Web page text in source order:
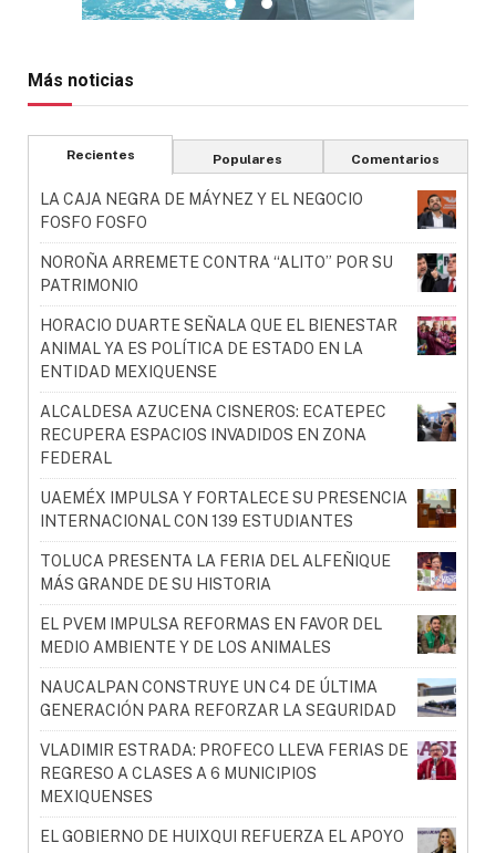
Más noticias
Recientes Populares Comentarios
LA CAJA NEGRA DE MÁYNEZ Y EL NEGOCIO
FOSFO FOSFO
NOROÑA ARREMETE CONTRA “ALITO” POR SU
PATRIMONIO
HORACIO DUARTE SEÑALA QUE EL BIENESTAR
ANIMAL YA ES POLÍTICA DE ESTADO EN LA
ENTIDAD MEXIQUENSE
ALCALDESA AZUCENA CISNEROS: ECATEPEC
RECUPERA ESPACIOS INVADIDOS EN ZONA
FEDERAL
UAEMÉX IMPULSA Y FORTALECE SU PRESENCIA
INTERNACIONAL CON 139 ESTUDIANTES
TOLUCA PRESENTA LA FERIA DEL ALFEÑIQUE
MÁS GRANDE DE SU HISTORIA
EL PVEM IMPULSA REFORMAS EN FAVOR DEL
MEDIO AMBIENTE Y DE LOS ANIMALES
NAUCALPAN CONSTRUYE UN C4 DE ÚLTIMA
GENERACIÓN PARA REFORZAR LA SEGURIDAD
VLADIMIR ESTRADA: PROFECO LLEVA FERIAS DE
REGRESO A CLASES A 6 MUNICIPIOS
MEXIQUENSES
EL GOBIERNO DE HUIXQUI REFUERZA EL APOYO